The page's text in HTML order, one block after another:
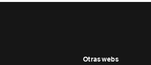
Otras webs